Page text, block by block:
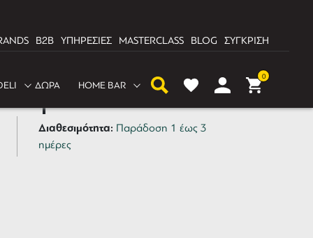
B2B ΥΠΗΡΕΣΙΕΣ MASTERCLASS BLOG ΣΥΓΚΡΙΣΗ
ΔΩΡΑ HOME BAR
0
bitters 146ml
Διαθεσιμότητα: Παράδοση 1 έως 3
ημέρες